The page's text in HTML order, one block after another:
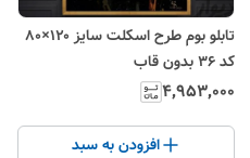
تابلو بوم طرح اسکلت سایز ۱۲۰×۸۰
کد ۳۶ بدون قاب
۴٬۹۵۳٬۰۰۰
افزودن به سبد